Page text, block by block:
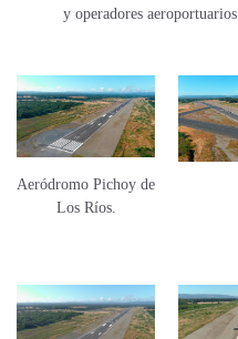
y operadores aeroportuarios​.
Aeródromo Pichoy de
Los Ríos.